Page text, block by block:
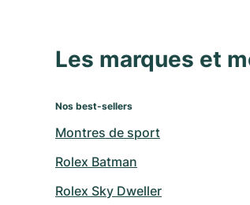
Les marques et
Nos best-sellers
Montres de sport
Rolex Batman
Rolex Sky Dweller